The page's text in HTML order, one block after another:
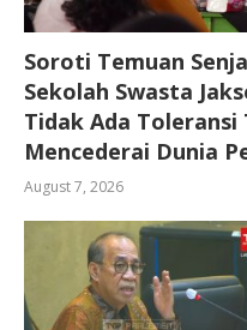
Soroti Temuan
Sekolah Swasta
Tidak Ada
Mencederai Dunia
August 7, 2026